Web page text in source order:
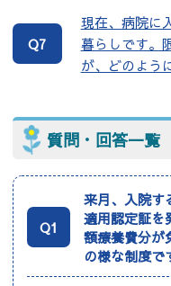
Q7
現在、病院に
暮らしです。
が、どのよう
質問・回答一覧
Q1
来月、入院す
適用認定証を
額療養費分が
の様な制度で